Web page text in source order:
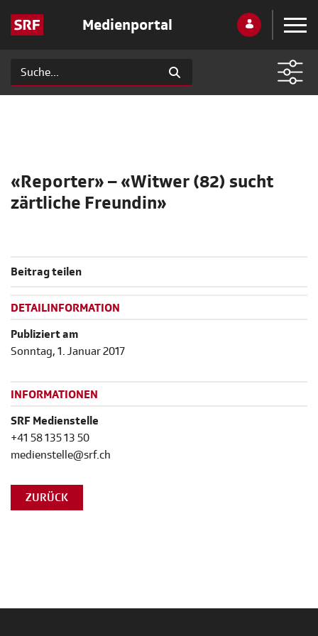
Medienportal
«Reporter» – «Witwer (82) sucht
zärtliche Freundin»
Beitrag teilen
DETAILINFORMATION
Publiziert am
Sonntag, 1. Januar 2017
INFORMATIONEN
SRF Medienstelle
+41 58 135 13 50
medienstelle@srf.ch
ZURÜCK